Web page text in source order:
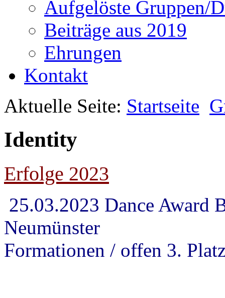
Aufgelöste Gruppen/
Beiträge aus 2019
Ehrungen
Kontakt
Aktuelle Seite: Startseite
Identity
Erfolge 2023
25.03.2023 Dance Award
Formationen / offen 3.